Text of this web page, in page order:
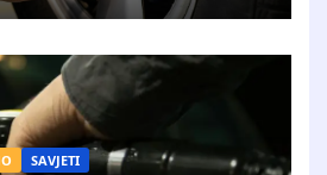
SAVJETI